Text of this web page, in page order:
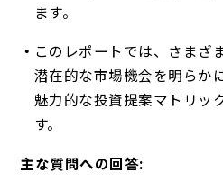
ます。
このレポートでは、さまざ
潜在的な市場機会を明らか
魅力的な投資提案マトリッ
す。
主な質問への回答: